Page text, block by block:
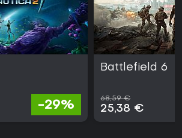
-29%
Battlefield 6
68,59 €
25,38 €